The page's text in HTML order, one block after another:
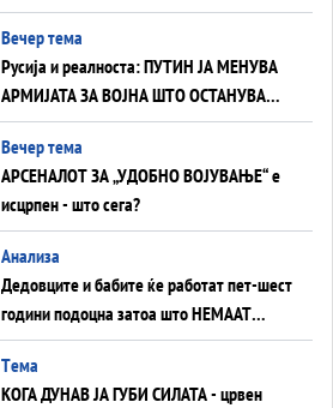
тајните на политиката на балансирање
на Вучиќ
Вечер тема
Русија и реалноста: ПУТИН ЈА МЕНУВА
АРМИЈАТА ЗА ВОЈНА ШТО ОСТАНУВА
БЕЗ ФРОНТ
Вечер тема
АРСЕНАЛОТ ЗА „УДОБНО ВОЈУВАЊЕ“ е
исцрпен - што сега?
Анализа
Дедовците и бабите ќе работат пет-шест
години подоцна затоа што НЕМААТ
ВНУЦИ ДА ГИ ЗАМЕНАТ
Tема
КОГА ДУНАВ ЈА ГУБИ СИЛАТА - црвен